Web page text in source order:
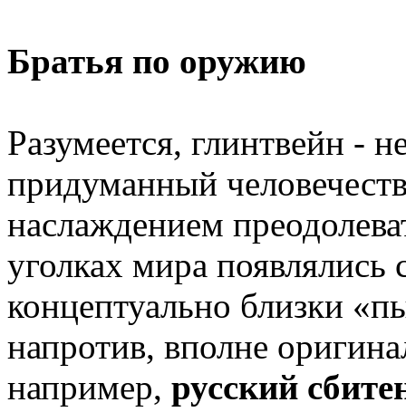
Братья по оружию
Разумеется, глинтвейн -
придуманный
наслаждением
уголках мира
концептуально близки
напротив, вполне
например, русский